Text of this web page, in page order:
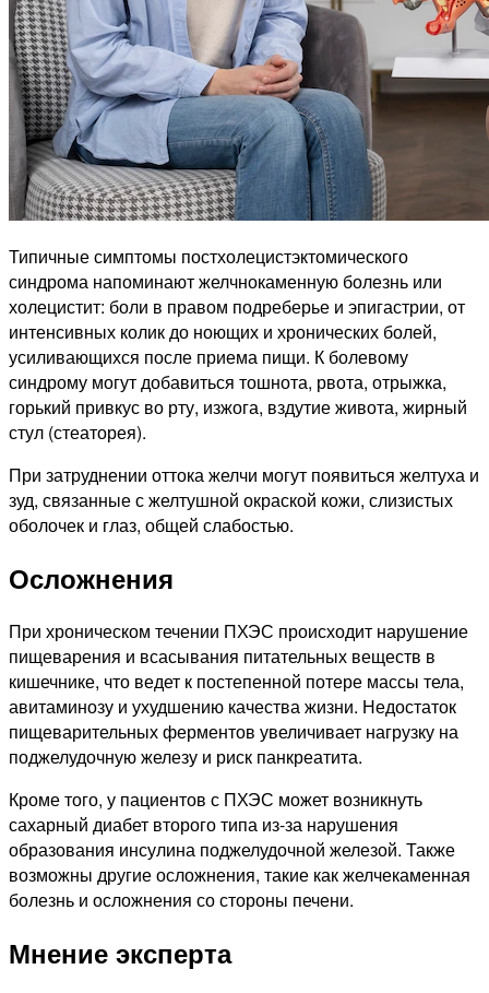
Типичные симптомы постхолецистэктомического
синдрома напоминают желчнокаменную болезнь или
холецистит: боли в правом подреберье и эпигастрии, от
интенсивных колик до ноющих и хронических болей,
усиливающихся после приема пищи. К болевому
синдрому могут добавиться тошнота, рвота, отрыжка,
горький привкус во рту, изжога, вздутие живота, жирный
стул (стеаторея).
При затруднении оттока желчи могут появиться желтуха и
зуд, связанные с желтушной окраской кожи, слизистых
оболочек и глаз, общей слабостью.
Осложнения
При хроническом течении ПХЭС происходит нарушение
пищеварения и всасывания питательных веществ в
кишечнике, что ведет к постепенной потере массы тела,
авитаминозу и ухудшению качества жизни. Недостаток
пищеварительных ферментов увеличивает нагрузку на
поджелудочную железу и риск панкреатита.
Кроме того, у пациентов с ПХЭС может возникнуть
сахарный диабет второго типа из-за нарушения
образования инсулина поджелудочной железой. Также
возможны другие осложнения, такие как желчекаменная
болезнь и осложнения со стороны печени.
Мнение эксперта